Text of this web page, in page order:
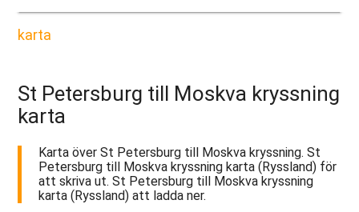
karta
St Petersburg till Moskva kryssning
karta
Karta över St Petersburg till Moskva kryssning. St
Petersburg till Moskva kryssning karta (Ryssland) för
att skriva ut. St Petersburg till Moskva kryssning
karta (Ryssland) att ladda ner.